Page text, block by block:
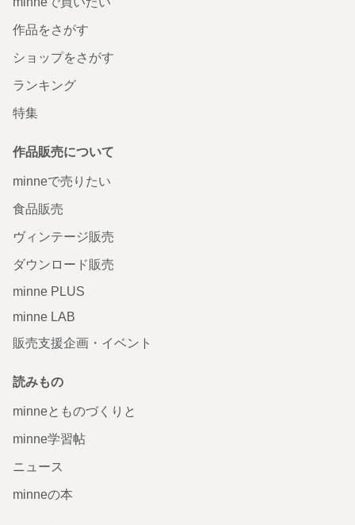
作品をさがす
ショップをさがす
ランキング
特集
作品販売について
minneで売りたい
食品販売
ヴィンテージ販売
ダウンロード販売
minne PLUS
minne LAB
販売支援企画・イベント
読みもの
minneとものづくりと
minne学習帖
ニュース
minneの本